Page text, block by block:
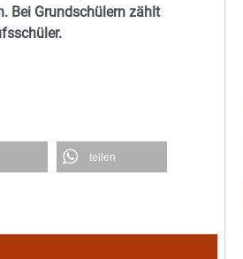
Bei Grundschülern zählt
teilen